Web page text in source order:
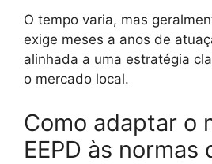
O tempo varia, mas
exige meses a anos de
alinhada a uma estratégia
o mercado local.
Como adaptar o
EEPD às normas